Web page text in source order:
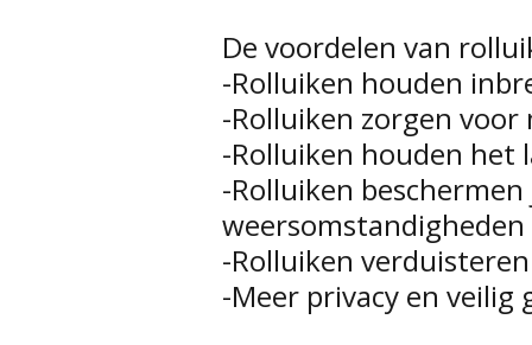
De voordelen van
-Rolluiken houden
-Rolluiken zorgen voor
-Rolluiken houden het
-Rolluiken
weersomstandigheden
-Rolluiken verduisteren
-Meer privacy en veilig